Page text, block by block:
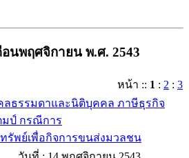
นพฤศจิกายน พ.ศ. 2543
หน้า :: 1 : 2 : 3
ลธรรมดาและนิติบุคคล ภาษีธุรกิจ
มป์ กรณีการ
ย์เพื่อกิจการขนส่งมวลชน